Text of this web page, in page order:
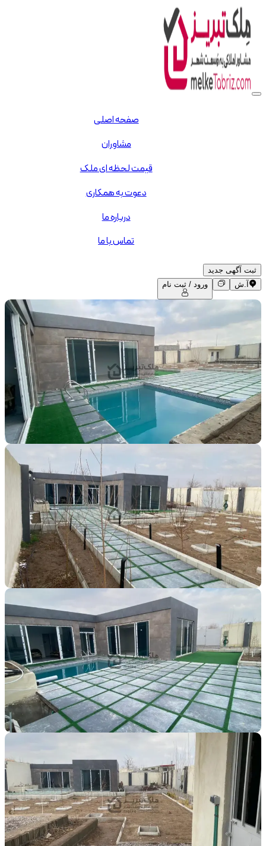
صفحه اصلی
مشاوران
قیمت لحظه ای ملک
دعوت به همکاری
درباره ما
تماس با ما
ثبت آگهی جدید
آ.ش
ورود / ثبت نام
روستاهای خسروشاه
فروش ویلا باغ و ویلا 825 متری
۹٬۰۰۰٬۰۰۰٬۰۰۰تومان
مشخصات
منطقه
روستاهای خسروشاه
لوکس
فوری
اوکازیون
قابل معاوضه